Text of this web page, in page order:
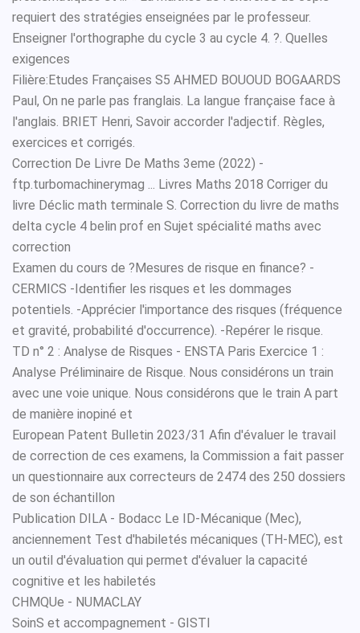
requiert des stratégies enseignées par le professeur.
Enseigner l'orthographe du cycle 3 au cycle 4. ?. Quelles
exigences
Filière:Etudes Françaises S5 AHMED BOUOUD BOGAARDS
Paul, On ne parle pas franglais. La langue française face à
l'anglais. BRIET Henri, Savoir accorder l'adjectif. Règles,
exercices et corrigés.
Correction De Livre De Maths 3eme (2022) -
ftp.turbomachinerymag ... Livres Maths 2018 Corriger du
livre Déclic math terminale S. Correction du livre de maths
delta cycle 4 belin prof en Sujet spécialité maths avec
correction
Examen du cours de ?Mesures de risque en finance? -
CERMICS -Identifier les risques et les dommages
potentiels. -Apprécier l'importance des risques (fréquence
et gravité, probabilité d'occurrence). -Repérer le risque.
TD n° 2 : Analyse de Risques - ENSTA Paris Exercice 1 :
Analyse Préliminaire de Risque. Nous considérons un train
avec une voie unique. Nous considérons que le train A part
de manière inopiné et
European Patent Bulletin 2023/31 Afin d'évaluer le travail
de correction de ces examens, la Commission a fait passer
un questionnaire aux correcteurs de 2474 des 250 dossiers
de son échantillon
Publication DILA - Bodacc Le ID-Mécanique (Mec),
anciennement Test d'habiletés mécaniques (TH-MEC), est
un outil d'évaluation qui permet d'évaluer la capacité
cognitive et les habiletés
CHMQUe - NUMACLAY
SoinS et accompagnement - GISTI